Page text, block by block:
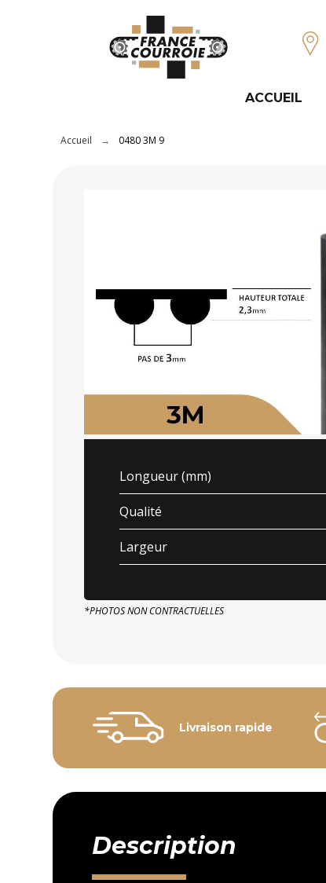
ACCUEIL
Accueil 0480 3M 9
Longueur (mm)
Qualité
Largeur
*PHOTOS NON CONTRACTUELLES
Livraison rapide
Description